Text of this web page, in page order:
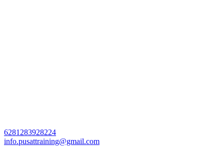
6281283928224
info.pusattraining@gmail.com